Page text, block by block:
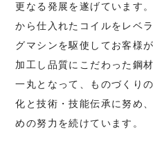
更なる発展を遂げています
から仕入れたコイルをレベ
グマシンを駆使してお客様
加工し品質にこだわった鋼
一丸となって、ものづくり
化と技術・技能伝承に努め
めの努力を続けています。